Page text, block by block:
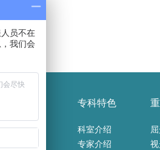
医院新闻
专科特色
科室介绍
专家介绍
员不在
我们会